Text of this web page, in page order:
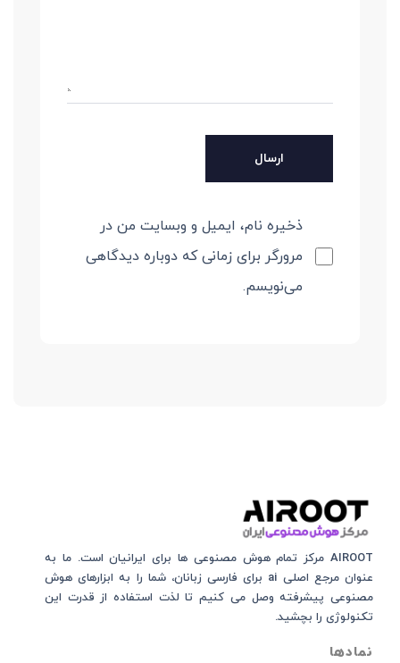
ذخیره نام، ایمیل و وبسایت من در
مرورگر برای زمانی که دوباره دیدگاهی
می‌نویسم.
AIROOT مرکز تمام هوش مصنوعی‌‌‌ ها برای ایرانیان است. ما به
عنوان مرجع اصلی ai برای فارسی زبانان، شما را به ابزارهای هوش
مصنوعی پیشرفته وصل می کنیم تا لذت استفاده از قدرت این
تکنولوژی را بچشید.
نمادها